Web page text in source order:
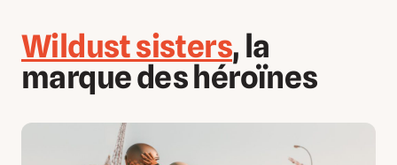
Wildust sisters, la
marque des héroïnes